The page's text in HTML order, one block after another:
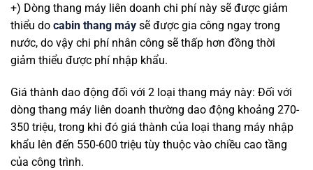
+) Dòng thang máy liên doanh chi phí này sẽ được giảm
thiểu do cabin thang máy sẽ được gia công ngay trong
nước, do vậy chi phí nhân công sẽ thấp hơn đồng thời
giảm thiểu được phí nhập khẩu.
Giá thành dao động đối với 2 loại thang máy này: Đối với
dòng thang máy liên doanh thường dao động khoảng 270-
350 triệu, trong khi đó giá thành của loại thang máy nhập
khẩu lên đến 550-600 triệu tùy thuộc vào chiều cao tầng
của công trình.